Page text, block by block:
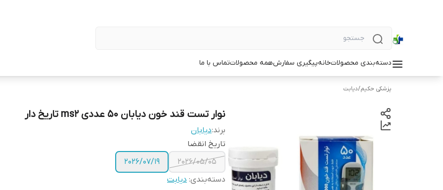
دسته‌بندی محصولاتخانهپیگیری سفارشهمه محصولاتتماس با ما
پزشکی حکیم/دیابت
نوار تست قند خون دیابان ۵۰ عددی ms2 تاریخ دار
برند:دیابان
تاریخ انقضا
2026/05/05
2026/07/19
دسته‌بندی: دیابت